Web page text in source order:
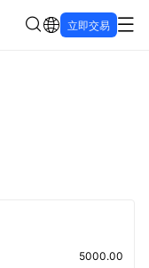
立即交易